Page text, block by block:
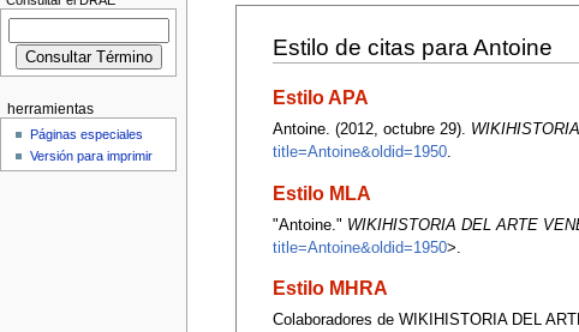
Estilo de citas para Antoine
Estilo APA
Antoine. (2012, octubre 29).
title=Antoine&oldid=1950.
Estilo MLA
"Antoine." WIKIHISTORIA DEL ARTE
title=Antoine&oldid=1950>.
Estilo MHRA
Colaboradores de WIKIHISTORIA DEL
herramientas
Páginas especiales
Versión para imprimir